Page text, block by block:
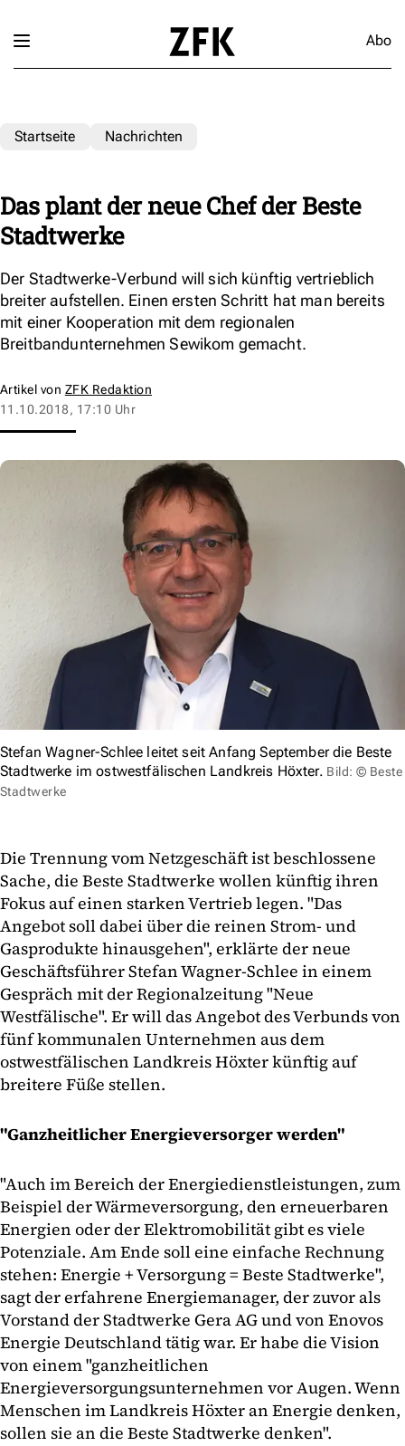
Abo
Startseite Nachrichten
Das plant der neue Chef der Beste
Stadtwerke
Der Stadtwerke-Verbund will sich künftig vertrieblich
breiter aufstellen. Einen ersten Schritt hat man bereits
mit einer Kooperation mit dem regionalen
Breitbandunternehmen Sewikom gemacht.
Artikel von ZFK Redaktion
11.10.2018, 17:10 Uhr
Stefan Wagner-Schlee leitet seit Anfang September die Beste
Stadtwerke im ostwestfälischen Landkreis Höxter. Bild: © Beste
Stadtwerke
Die Trennung vom Netzgeschäft ist beschlossene
Sache, die Beste Stadtwerke wollen künftig ihren
Fokus auf einen starken Vertrieb legen. "Das
Angebot soll dabei über die reinen Strom- und
Gasprodukte hinausgehen", erklärte der neue
Geschäftsführer Stefan Wagner-Schlee in einem
Gespräch mit der Regionalzeitung "Neue
Westfälische". Er will das Angebot des Verbunds von
fünf kommunalen Unternehmen aus dem
ostwestfälischen Landkreis Höxter künftig auf
breitere Füße stellen.
"Ganzheitlicher Energieversorger werden"
"Auch im Bereich der Energiedienstleistungen, zum
Beispiel der Wärmeversorgung, den erneuerbaren
Energien oder der Elektromobilität gibt es viele
Potenziale. Am Ende soll eine einfache Rechnung
stehen: Energie + Versorgung = Beste Stadtwerke",
sagt der erfahrene Energiemanager, der zuvor als
Vorstand der Stadtwerke Gera AG und von Enovos
Energie Deutschland tätig war. Er habe die Vision
von einem "ganzheitlichen
Energieversorgungsunternehmen vor Augen. Wenn
Menschen im Landkreis Höxter an Energie denken,
sollen sie an die Beste Stadtwerke denken".